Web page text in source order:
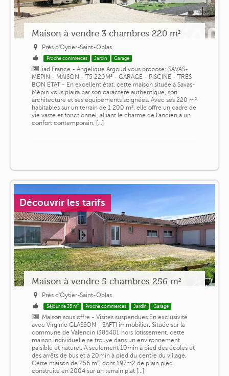
Maison à vendre 3 chambres 220 m²
Près d'Oytier-Saint-Oblas
Proche commerces Jardin Garage
iad France - Angelique Argoud vous propose: SAVAS-
MÉPIN - MAISON - T5 220M² - GARAGE - PISCINE - TRÈS
BON ÉTAT - En excellent état, cette maison située à Savas-
Mépin vous plaira par son caractère authentique, son
architecture et ses équipements soignées. Avec ses 220 m²
habitables sur un terrain de 1 200 m², elle offre un cadre de
vie vaste et fonctionnel, alliant le charme de l'ancien à un
confort contemporain. [...]
Découvrir les tarifs
Maison à vendre 5 chambres 256 m²
Près d'Oytier-Saint-Oblas
Séjour de 35 m² Proche commerces Jardin Garage
Maison sous offre - Visites suspendues En exclusivité
avec Virginie GLASSON - SAFTI immobilier. Située sur la
commune de Valencin (38540), hors lotissement, cette
maison individuelle se trouve dans un environnement
paisible et naturel. A seulement 10min à pied des écoles et
des arrêts de bus et à 20min à pied du centre du village.
Cette maison de 256 m², dont 197m2 de plain pied
construite en 2004 sur un terrain plat [...]